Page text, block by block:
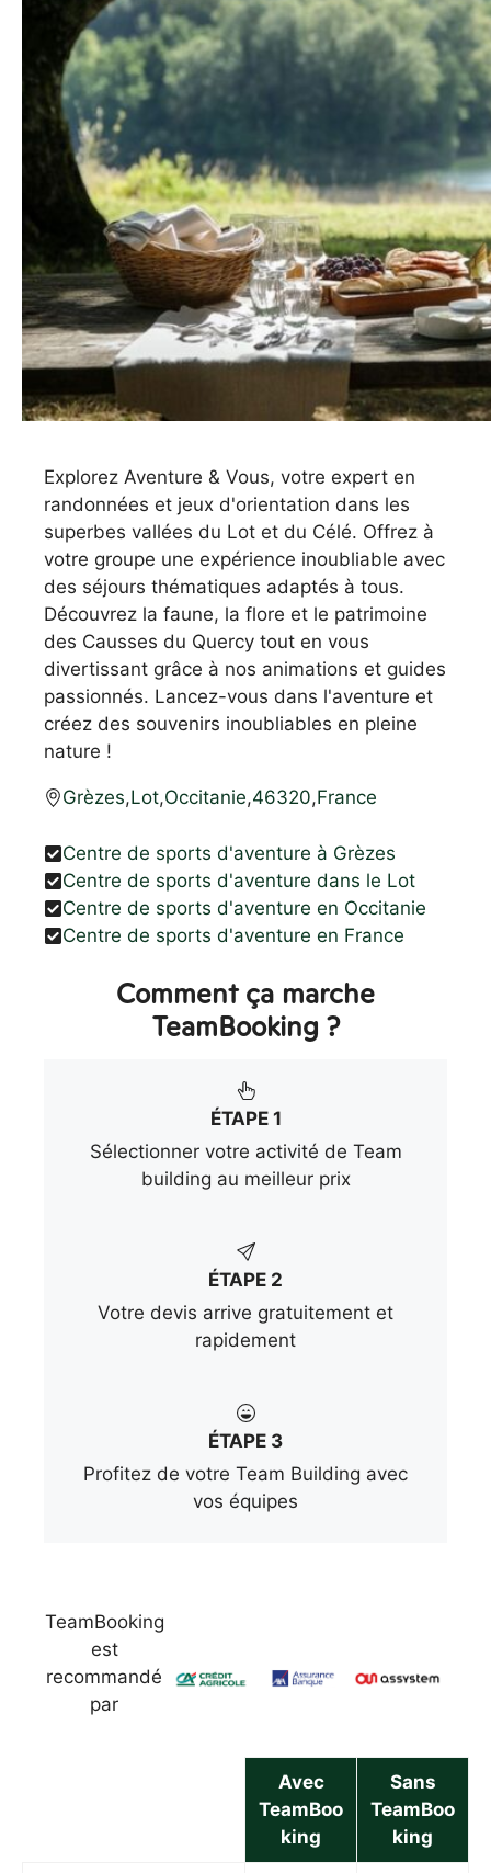
Explorez Aventure & Vous, votre expert en
randonnées et jeux d'orientation dans les
superbes vallées du Lot et du Célé. Offrez à
votre groupe une expérience inoubliable avec
des séjours thématiques adaptés à tous.
Découvrez la faune, la flore et le patrimoine
des Causses du Quercy tout en vous
divertissant grâce à nos animations et guides
passionnés. Lancez-vous dans l'aventure et
créez des souvenirs inoubliables en pleine
nature !
Grèzes,Lot,Occitanie,46320,France
Centre de sports d'aventure à Grèzes
Centre de sports d'aventure dans le Lot
Centre de sports d'aventure en Occitanie
Centre de sports d'aventure en France
Comment ça marche
TeamBooking ?
ÉTAPE 1
Sélectionner votre activité de Team
building au meilleur prix
ÉTAPE 2
Votre devis arrive gratuitement et
rapidement
ÉTAPE 3
Profitez de votre Team Building avec
vos équipes
TeamBooking
est
recommandé
par
Avec
TeamBoo
king
Sans
TeamBoo
king